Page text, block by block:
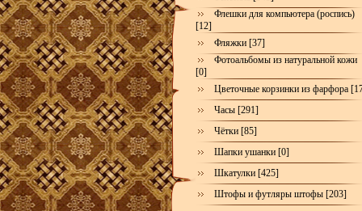
Флешки для компьютера (роспись)
[12]
Фляжки [37]
Фотоальбомы из натуральной кожи
[0]
Цветочные корзинки из фарфора
Часы [291]
Чётки [85]
Шапки ушанки [0]
Шкатулки [425]
Штофы и футляры штофы [203]